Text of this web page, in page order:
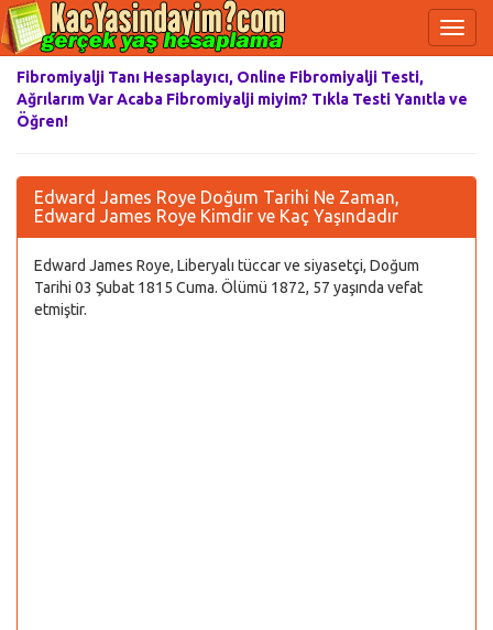
Fibromiyalji Tanı Hesaplayıcı, Online Fibromiyalji Testi,
Ağrılarım Var Acaba Fibromiyalji miyim? Tıkla Testi Yanıtla ve
Öğren!
Edward James Roye Doğum Tarihi Ne Zaman,
Edward James Roye Kimdir ve Kaç Yaşındadır
Edward James Roye, Liberyalı tüccar ve siyasetçi, Doğum
Tarihi 03 Şubat 1815 Cuma. Ölümü 1872, 57 yaşında vefat
etmiştir.